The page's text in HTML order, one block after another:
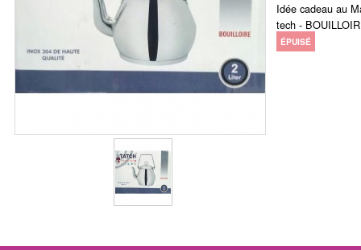
Idée cadeau au
tech -
ÉPUISÉ